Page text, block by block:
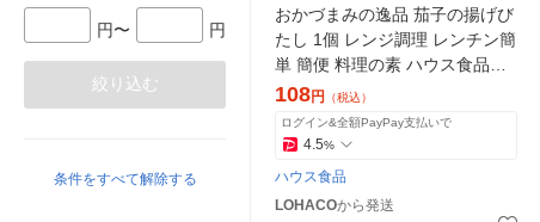
円〜 円
絞り込む
条件をすべて解除する
おかづまみの逸品 茄子の揚げび
たし 1個 レンジ調理 レンチン簡
単 簡便 料理の素 ハウス食品
おかず おつまみ つまみ
108円 （税込）
ログイン&全額PayPay支払いで
4.5%
ハウス食品
LOHACOから発送